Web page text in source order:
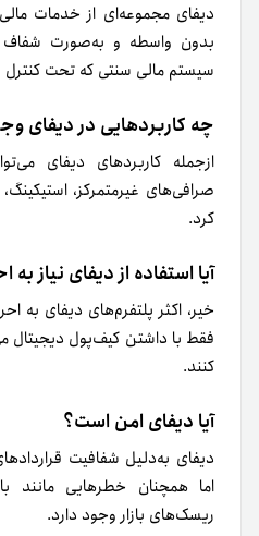
دیفای مجموعه‌ای از خدمات
بدون واسطه و به‌صورت شفاف
سیستم مالی سنتی که تحت کنترل
چه کاربردهایی در دیفای
ازجمله کاربردهای دیفای
صرافی‌های غیرمتمرکز،
کرد.
آیا استفاده از دیفای نیاز
خیر، اکثر پلتفرم‌های دیفای به
فقط با داشتن کیف‌پول دیجیتال
کنند.
آیا دیفای امن است؟
دیفای به‌دلیل شفافیت
اما همچنان خطرهایی مانند
ریسک‌های بازار وجود دارد.